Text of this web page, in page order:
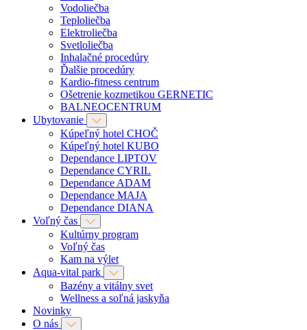
Vodoliečba
Teploliečba
Elektroliečba
Svetloliečba
Inhalačné procedúry
Ďalšie procedúry
Kardio-fitness centrum
Ošetrenie kozmetikou GERNETIC
BALNEOCENTRUM
Ubytovanie
Kúpeľný hotel CHOČ
Kúpeľný hotel KUBO
Dependance LIPTOV
Dependance CYRIL
Dependance ADAM
Dependance MAJA
Dependance DIANA
Voľný čas
Kultúrny program
Voľný čas
Kam na výlet
Aqua-vital park
Bazény a vitálny svet
Wellness a soľná jaskyňa
Novinky
O nás